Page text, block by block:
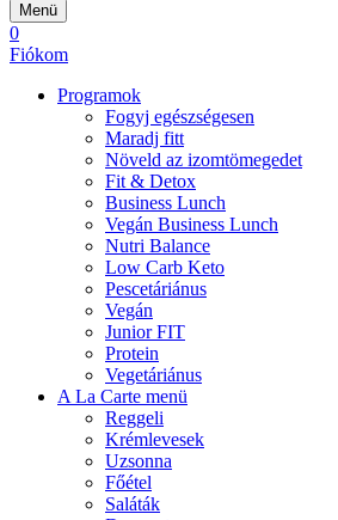
Menü
0
Fiókom
Programok
Fogyj egészségesen
Maradj fitt
Növeld az izomtömegedet
Fit & Detox
Business Lunch
Vegán Business Lunch
Nutri Balance
Low Carb Keto
Pescetáriánus
Vegán
Junior FIT
Protein
Vegetáriánus
A La Carte menü
Reggeli
Krémlevesek
Uzsonna
Főétel
Saláták